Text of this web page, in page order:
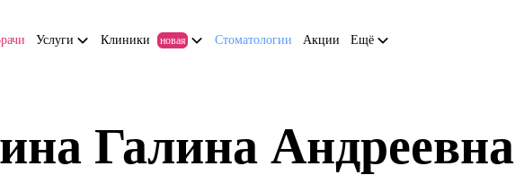
Услуги Клиники новая Стоматологии Акции Ещё
Галина Андреевна